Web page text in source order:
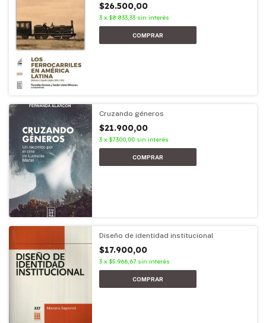
$26.500,00
3 x $8.833,33 sin interés
Cruzando géneros
$21.900,00
3 x $7.300,00 sin interés
Diseño de identidad institucional
$17.900,00
3 x $5.966,67 sin interés